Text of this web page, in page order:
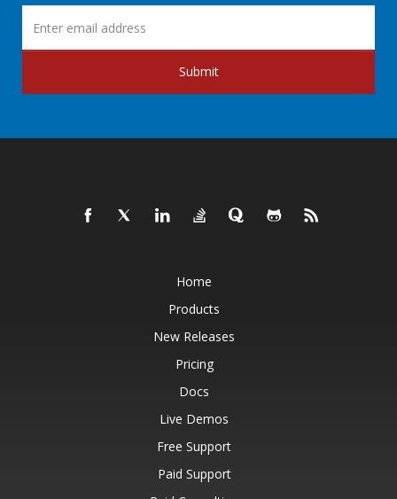
Submit
Home
Products
New Releases
Pricing
Docs
Live Demos
Free Support
Paid Support